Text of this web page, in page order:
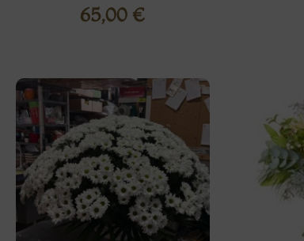
65,00 €